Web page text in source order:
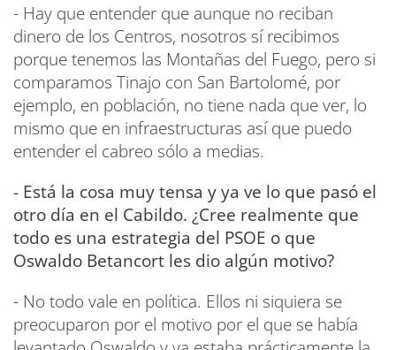
- Hay que entender que aunque no reciban
dinero de los Centros, nosotros sí recibimos
porque tenemos las Montañas del Fuego, pero si
comparamos Tinajo con San Bartolomé, por
ejemplo, en población, no tiene nada que ver, lo
mismo que en infraestructuras así que puedo
entender el cabreo sólo a medias.
- Está la cosa muy tensa y ya ve lo que pasó el
otro día en el Cabildo. ¿Cree realmente que
todo es una estrategia del PSOE o que
Oswaldo Betancort les dio algún motivo?
- No todo vale en política. Ellos ni siquiera se
preocuparon por el motivo por el que se había